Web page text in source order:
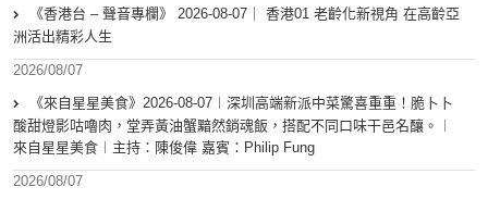
《香港台 – 聲音專欄》 2026-08-07｜ 香港01 老齡化新視角 在高齡亞
洲活出精彩人生
2026/08/07
《來自星星美食》2026-08-07︱深圳高端新派中菜驚喜重重！脆卜卜
酸甜燈影咕嚕肉，堂弄黃油蟹黯然銷魂飯，搭配不同口味干邑名釀。︱
來自星星美食︱主持：陳俊偉 嘉賓：Philip Fung
2026/08/07